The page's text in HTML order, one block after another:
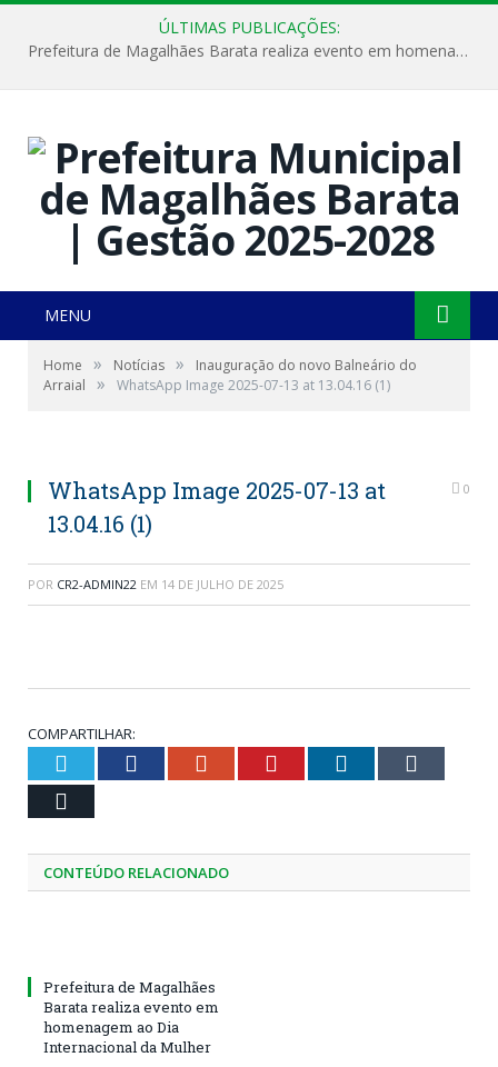
ÚLTIMAS PUBLICAÇÕES:
Prefeitura de Magalhães Barata realiza evento em homenagem ao Dia Internacional da Mulher
MENU
Home » Notícias »
Inauguração do novo Balneário do
Arraial
» WhatsApp Image 2025-07-13 at 13.04.16 (1)
WhatsApp Image 2025-07-13 at
13.04.16 (1)
0
POR CR2-ADMIN22 EM 14 DE JULHO DE 2025
COMPARTILHAR:
Twitter Facebook Google+ Pinterest LinkedIn
CONTEÚDO RELACIONADO
Prefeitura de Magalhães
Barata realiza evento em
homenagem ao Dia
Internacional da Mulher